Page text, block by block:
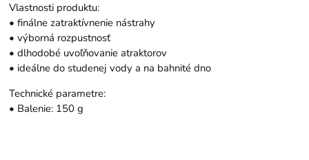
Vlastnosti produktu:
• finálne zatraktívnenie nástrahy
• výborná rozpustnosť
• dlhodobé uvoľňovanie atraktorov
• ideálne do studenej vody a na bahnité dno
Technické parametre:
• Balenie: 150 g